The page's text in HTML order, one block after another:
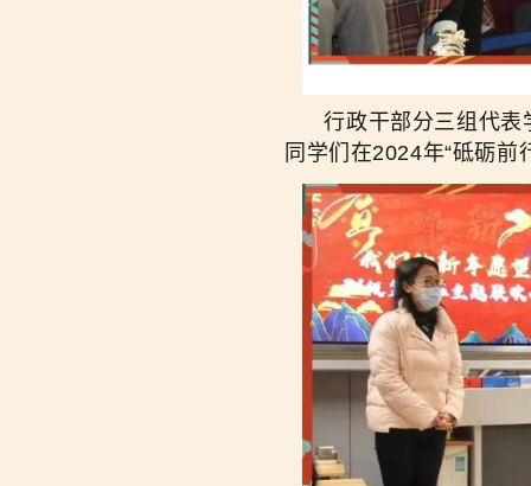
行政干部分三组代表学
同学们在2024年“砥砺前